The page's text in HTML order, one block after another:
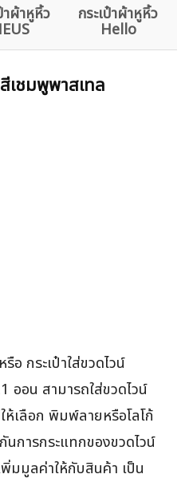
าผ้าหูหิ้ว กระเป๋าผ้าหูหิ้ว
Hello
เชมพูพาสเทล
อ กระเป๋าใส่ขวดไวน์
อน สามารถใส่ขวดไวน์
เลือก พิมพ์ลายหรือโลโก้
นการกระแทกของขวดไวน์
พิ่มมูลค่าให้กับสินค้า เป็น